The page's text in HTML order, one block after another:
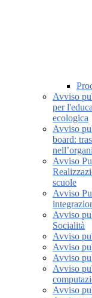
Avviso
per
ecologica
Avviso
board:
Avviso
scuole
Avviso
Avviso
Socialità
Avviso
Avviso
Avviso
Avviso
Avviso